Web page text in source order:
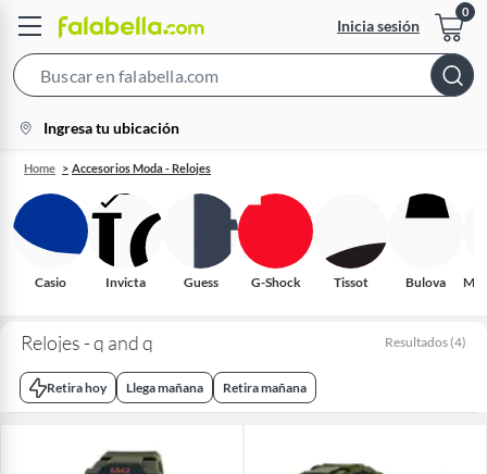
Inicia sesión
Bar
location-
icon
Ingresa tu ubicación
Home Accesorios Moda - Relojes
Casio Invicta Guess G-Shock Tissot Bulova
Relojes - q and q Resultados (4)
Retira hoy Llega mañana Retira mañana